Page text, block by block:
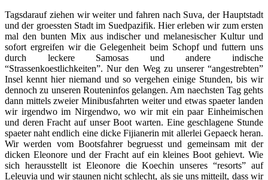
Tagsdarauf ziehen wir weiter und fahren nach Suva, der Hauptstadt
und der groessten Stadt im Suedpazifik. Hier erleben wir zum ersten
mal den bunten Mix aus indischer und melanesischer Kultur und
sofort ergreifen wir die Gelegenheit beim Schopf und futtern uns
durch leckere Samosas und andere indische
“Strassenkoestlichkeiten”. Nur den Weg zu unserer “angestrebten”
Insel kennt hier niemand und so vergehen einige Stunden, bis wir
dennoch zu unseren Routeninfos gelangen. Am naechsten Tag gehts
dann mittels zweier Minibusfahrten weiter und etwas spaeter landen
wir irgendwo im Nirgendwo, wo wir mit ein paar Einheimischen
und deren Fracht auf unser Boot warten. Eine geschlagene Stunde
spaeter naht endlich eine dicke Fijianerin mit allerlei Gepaeck heran.
Wir werden vom Bootsfahrer begruesst und gemeinsam mit der
dicken Eleonore und der Fracht auf ein kleines Boot gehievt. Wie
sich herausstellt ist Eleonore die Koechin unseres “resorts” auf
Leleuvia und wir staunen nicht schlecht, als sie uns mitteilt, dass wir